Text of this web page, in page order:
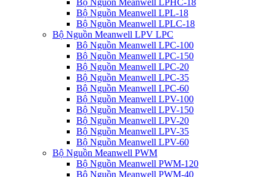
Bộ Nguồn Meanwell LPL-18
Bộ Nguồn Meanwell LPLC-18
Bộ Nguồn Meanwell LPV LPC
Bộ Nguồn Meanwell LPC-100
Bộ Nguồn Meanwell LPC-150
Bộ Nguồn Meanwell LPC-20
Bộ Nguồn Meanwell LPC-35
Bộ Nguồn Meanwell LPC-60
Bộ Nguồn Meanwell LPV-100
Bộ Nguồn Meanwell LPV-150
Bộ Nguồn Meanwell LPV-20
Bộ Nguồn Meanwell LPV-35
Bộ Nguồn Meanwell LPV-60
Bộ Nguồn Meanwell PWM
Bộ Nguồn Meanwell PWM-120
Bộ Nguồn Meanwell PWM-40